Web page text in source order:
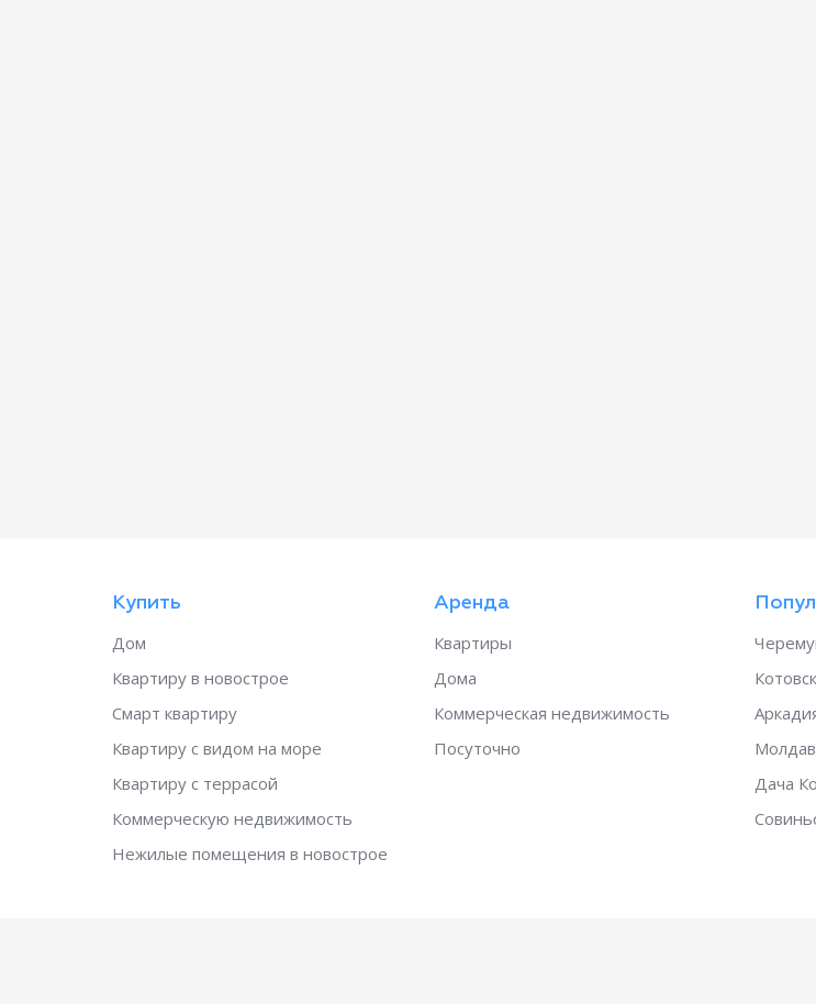
Купить
Дом
Квартиру в новострое
Смарт квартиру
Квартиру с видом на море
Квартиру с террасой
Коммерческую недвижимость
Нежилые помещения в новострое
Аренда
Квартиры
Дома
Коммерческая недвижимость
Посуточно
Дача